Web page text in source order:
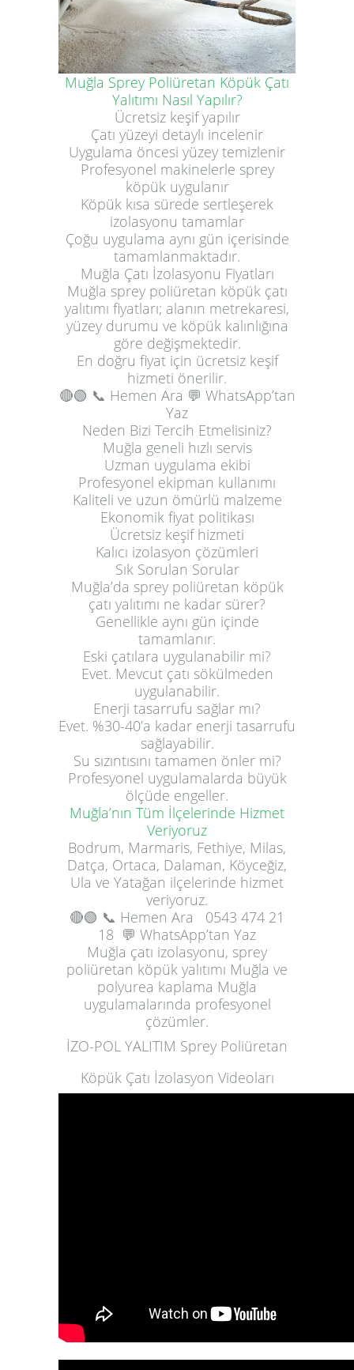
Muğla Sprey Poliüretan Köpük Çatı
Yalıtımı Nasıl Yapılır?
Ücretsiz keşif yapılır
Çatı yüzeyi detaylı incelenir
Uygulama öncesi yüzey temizlenir
Profesyonel makinelerle sprey
köpük uygulanır
Köpük kısa sürede sertleşerek
izolasyonu tamamlar
Çoğu uygulama aynı gün içerisinde
tamamlanmaktadır.
Muğla Çatı İzolasyonu Fiyatları
Muğla sprey poliüretan köpük çatı
yalıtımı fiyatları; alanın metrekaresi,
yüzey durumu ve köpük kalınlığına
göre değişmektedir.
En doğru fiyat için ücretsiz keşif
hizmeti önerilir.
🔴🟢 📞 Hemen Ara 💬 WhatsApp’tan
Yaz
Neden Bizi Tercih Etmelisiniz?
Muğla geneli hızlı servis
Uzman uygulama ekibi
Profesyonel ekipman kullanımı
Kaliteli ve uzun ömürlü malzeme
Ekonomik fiyat politikası
Ücretsiz keşif hizmeti
Kalıcı izolasyon çözümleri
Sık Sorulan Sorular
Muğla’da sprey poliüretan köpük
çatı yalıtımı ne kadar sürer?
Genellikle aynı gün içinde
tamamlanır.
Eski çatılara uygulanabilir mi?
Evet. Mevcut çatı sökülmeden
uygulanabilir.
Enerji tasarrufu sağlar mı?
Evet. %30-40’a kadar enerji tasarrufu
sağlayabilir.
Su sızıntısını tamamen önler mi?
Profesyonel uygulamalarda büyük
ölçüde engeller.
Muğla’nın Tüm İlçelerinde Hizmet
Veriyoruz
Bodrum, Marmaris, Fethiye, Milas,
Datça, Ortaca, Dalaman, Köyceğiz,
Ula ve Yatağan ilçelerinde hizmet
veriyoruz.
🔴🟢 📞 Hemen Ara
0543 474 21
18 💬 WhatsApp’tan Yaz
Muğla çatı izolasyonu, sprey
poliüretan köpük yalıtımı Muğla ve
polyurea kaplama Muğla
uygulamalarında profesyonel
çözümler.
İZO-POL YALITIM Sprey Poliüretan
Köpük Çatı İzolasyon Videoları